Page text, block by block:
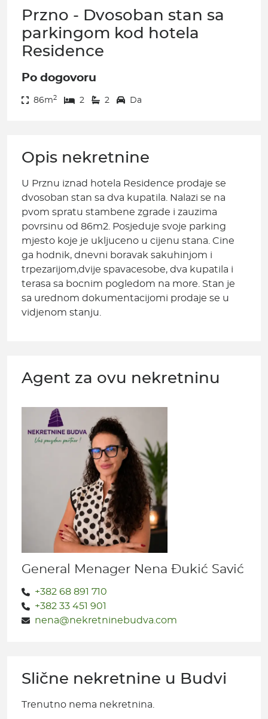
Przno - Dvosoban stan sa
parkingom kod hotela
Residence
Po dogovoru
86m2 2 2 Da
Opis nekretnine
U Prznu iznad hotela Residence prodaje se
dvosoban stan sa dva kupatila. Nalazi se na
pvom spratu stambene zgrade i zauzima
povrsinu od 86m2. Posjeduje svoje parking
mjesto koje je ukljuceno u cijenu stana. Cine
ga hodnik, dnevni boravak sakuhinjom i
trpezarijom,dvije spavacesobe, dva kupatila i
terasa sa bocnim pogledom na more. Stan je
sa urednom dokumentacijomi prodaje se u
vidjenom stanju.
Agent za ovu nekretninu
General Menager Nena Đukić Savić
+382 68 891 710
+382 33 451 901
nena@nekretninebudva.com
Slične nekretnine u Budvi
Trenutno nema nekretnina.